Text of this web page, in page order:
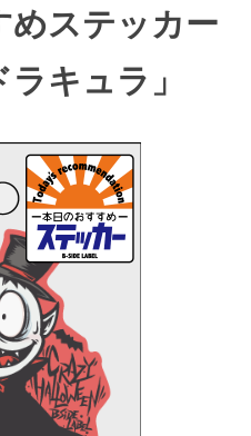
めステッカー
ラキュラ」